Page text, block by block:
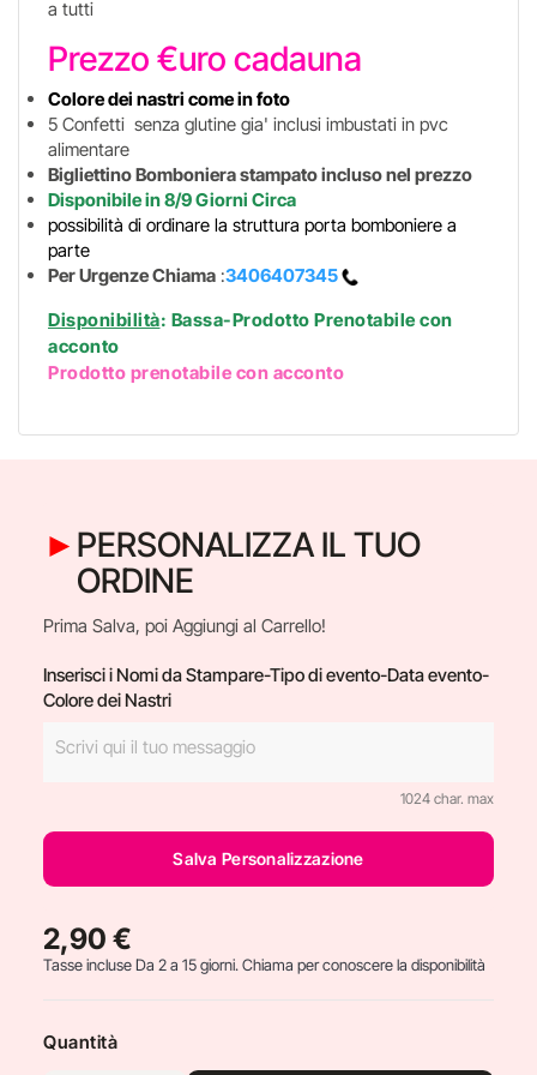
a tutti
Prezzo €uro cadauna
Colore dei nastri come in foto
5 Confetti senza glutine gia' inclusi imbustati in pvc
alimentare
Bigliettino Bomboniera stampato incluso nel prezzo
Disponibile in 8/9 Giorni Circa
possibilità di ordinare la struttura porta bomboniere a
parte
Per Urgenze Chiama :3406407345
Disponibilità: Bassa-Prodotto Prenotabile con
acconto
Prodotto prenotabile con acconto
PERSONALIZZA IL TUO
ORDINE
Prima Salva, poi Aggiungi al Carrello!
Inserisci i Nomi da Stampare-Tipo di evento-Data evento-
Colore dei Nastri
1024 char. max
Salva Personalizzazione
2,90 €
Tasse incluseDa 2 a 15 giorni. Chiama per conoscere la disponibilità
Quantità